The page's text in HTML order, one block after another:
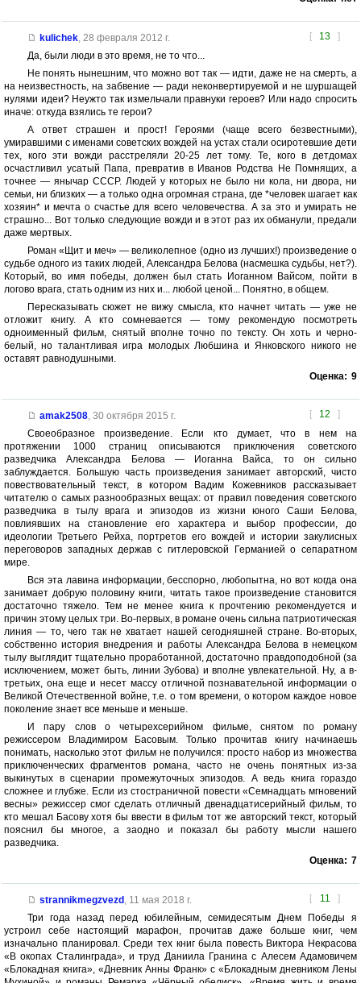
[ 13 ]
kulichek, 28 февраля 2012 г.
Да, были люди в это время, не то что...
Не понять нынешним, что можно вот так — идти, даже не на смерть, а
на неизвестность, на забвение — ради неконвертируемой и не шуршащей
нулями идеи? Неужто так измельчали правнуки героев? Или надо спросить
иначе: откуда взялись те герои?
А ответ страшен и прост! Героями (чаще всего безвестными),
умиравшими с именами советских вождей на устах стали осиротевшие дети
тех, кого эти вожди расстреляли 20-25 лет тому. Те, кого в детдомах
осчастливил усатый Папа, превратив в Иванов Родства Не Помнящих, а
точнее — янычар СССР. Людей у которых не было ни кола, ни двора, ни
семьи, ни близких — а только одна огромная страна, где *человек шагает как
хозяин* и мечта о счастье для всего человечества. А за это и умирать не
страшно... Вот только следующие вожди и в этот раз их обманули, предали
даже мертвых.
Роман «Щит и меч» — великолепное (одно из лучших!) произведение о
судьбе одного из таких людей, Александра Белова (насмешка судьбы, нет?).
Который, во имя победы, должен был стать Иоганном Вайсом, пойти в
логово врага, стать одним из них и... любой ценой... Понятно, в общем.
Пересказывать сюжет не вижу смысла, кто начнет читать — уже не
отложит книгу. А кто сомневается — тому рекомендую посмотреть
одноименный фильм, снятый вполне точно по тексту. Он хоть и черно-
белый, но талантливая игра молодых Любшина и Янковского никого не
оставят равнодушными.
Оценка: 9
[ 12 ]
amak2508, 30 октября 2015 г.
Своеобразное произведение. Если кто думает, что в нем на
протяжении 1000 страниц описываются приключения советского
разведчика Александра Белова — Иоганна Вайса, то он сильно
заблуждается. Большую часть произведения занимает авторский, чисто
повествовательный текст, в котором Вадим Кожевников рассказывает
читателю о самых разнообразных вещах: от правил поведения советского
разведчика в тылу врага и эпизодов из жизни юного Саши Белова,
повлиявших на становление его характера и выбор профессии, до
идеологии Третьего Рейха, портретов его вождей и истории закулисных
переговоров западных держав с гитлеровской Германией о сепаратном
мире.
Вся эта лавина информации, бесспорно, любопытна, но вот когда она
занимает добрую половину книги, читать такое произведение становится
достаточно тяжело. Тем не менее книга к прочтению рекомендуется и
причин этому целых три. Во-первых, в романе очень сильна патриотическая
линия — то, чего так не хватает нашей сегодняшней стране. Во-вторых,
собственно история внедрения и работы Александра Белова в немецком
тылу выглядит тщательно проработанной, достаточно правдоподобной (за
исключением, может быть, линии Зубова) и вполне увлекательной. Ну, а в-
третьих, она еще и несет массу отличной познавательной информации о
Великой Отечественной войне, т.е. о том времени, о котором каждое новое
поколение знает все меньше и меньше.
И пару слов о четырехсерийном фильме, снятом по роману
режиссером Владимиром Басовым. Только прочитав книгу начинаешь
понимать, насколько этот фильм не получился: просто набор из множества
приключенческих фрагментов романа, часто не очень понятных из-за
выкинутых в сценарии промежуточных эпизодов. А ведь книга гораздо
сложнее и глубже. Если из стостраничной повести «Семнадцать мгновений
весны» режиссер смог сделать отличный двенадцатисерийный фильм, то
кто мешал Басову хотя бы ввести в фильм тот же авторский текст, который
пояснил бы многое, а заодно и показал бы работу мысли нашего
разведчика.
Оценка: 7
[ 11 ]
strannikmegzvezd , 11 мая 2018 г.
Три года назад перед юбилейным, семидесятым Днем Победы я
устроил себе настоящий марафон, прочитав даже больше книг, чем
изначально планировал. Среди тех книг была повесть Виктора Некрасова
«В окопах Сталинграда», и труд Даниила Гранина с Алесем Адамовичем
«Блокадная книга», «Дневник Анны Франк» с «Блокадным дневником Лены